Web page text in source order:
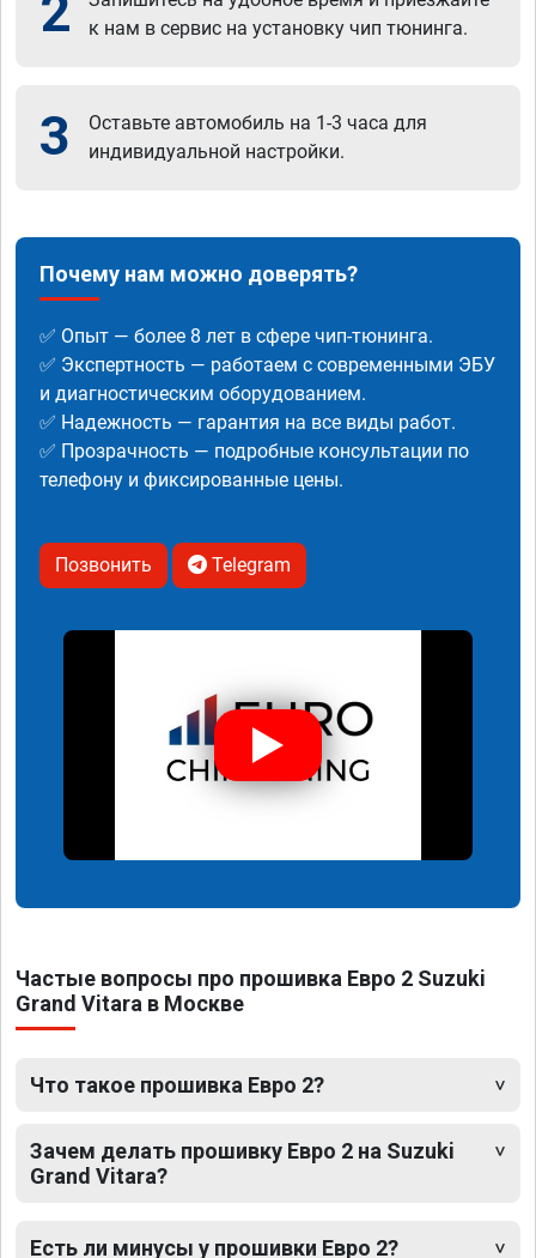
к нам в сервис на установку чип тюнинга.
3
Оставьте автомобиль на 1-3 часа для
индивидуальной настройки.
Почему нам можно доверять?
✅ Опыт — более 8 лет в сфере чип-тюнинга.
✅ Экспертность — работаем с современными ЭБУ
и диагностическим оборудованием.
✅ Надежность — гарантия на все виды работ.
✅ Прозрачность — подробные консультации по
телефону и фиксированные цены.
Позвонить Telegram
Частые вопросы про прошивка Евро 2 Suzuki
Grand Vitara в Москве
Что такое прошивка Евро 2?
Зачем делать прошивку Евро 2 на Suzuki
Grand Vitara?
Есть ли минусы у прошивки Евро 2?